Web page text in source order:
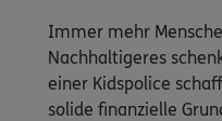
Immer mehr
Nachhaltigeres
einer Kidspolice
solide finanzielle